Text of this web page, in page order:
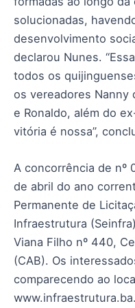
solucionadas,
desenvolvimento
declarou Nunes.
todos os
os vereadores Nanny
e Ronaldo, além do
vitória é nossa”,
A concorrência de nº
de abril do ano
Permanente de
Infraestrutura
Viana Filho nº 440,
(CAB). Os
comparecendo ao